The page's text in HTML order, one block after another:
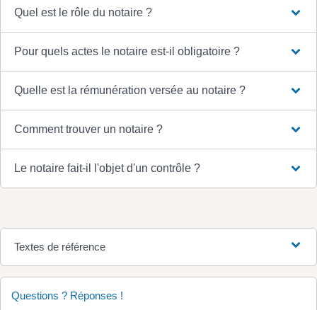
Quel est le rôle du notaire ?
Pour quels actes le notaire est-il obligatoire ?
Quelle est la rémunération versée au notaire ?
Comment trouver un notaire ?
Le notaire fait-il l'objet d'un contrôle ?
Textes de référence
Questions ? Réponses !